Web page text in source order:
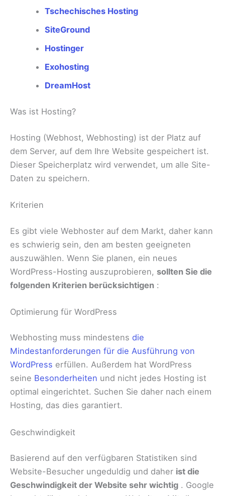
Tschechisches Hosting
SiteGround
Hostinger
Exohosting
DreamHost
Was ist Hosting?
Hosting (Webhost, Webhosting) ist der Platz auf
dem Server, auf dem Ihre Website gespeichert ist.
Dieser Speicherplatz wird verwendet, um alle Site-
Daten zu speichern.
Kriterien
Es gibt viele Webhoster auf dem Markt, daher kann
es schwierig sein, den am besten geeigneten
auszuwählen. Wenn Sie planen, ein neues
WordPress-Hosting auszuprobieren, sollten Sie die
folgenden Kriterien berücksichtigen :
Optimierung für WordPress
Webhosting muss mindestens die
Mindestanforderungen für die Ausführung von
WordPress erfüllen. Außerdem hat WordPress
seine Besonderheiten und nicht jedes Hosting ist
optimal eingerichtet. Suchen Sie daher nach einem
Hosting, das dies garantiert.
Geschwindigkeit
Basierend auf den verfügbaren Statistiken sind
Website-Besucher ungeduldig und daher ist die
Geschwindigkeit der Website sehr wichtig . Google